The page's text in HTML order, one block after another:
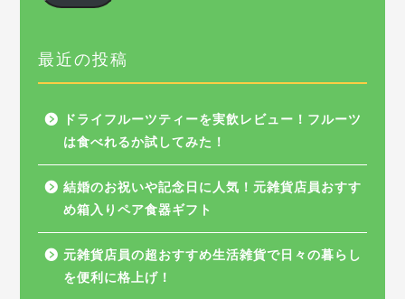
ド
ス
最近の投稿
ドライフルーツティーを実飲レビュー！フルーツ
は食べれるか試してみた！
結婚のお祝いや記念日に人気！元雑貨店員おすす
め箱入りペア食器ギフト
元雑貨店員の超おすすめ生活雑貨で日々の暮らし
を便利に格上げ！